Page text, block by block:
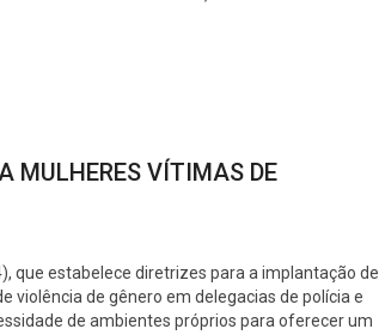
MULHERES VÍTIMAS DE
que estabelece diretrizes para a implantação de
violência de gênero em delegacias de polícia e
de ambientes próprios para oferecer um